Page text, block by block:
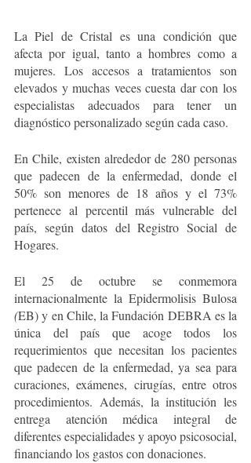
La Piel de Cristal es una condición que
afecta por igual, tanto a hombres como a
mujeres. Los accesos a tratamientos son
elevados y muchas veces cuesta dar con los
especialistas adecuados para tener un
diagnóstico personalizado según cada caso.
En Chile, existen alrededor de 280 personas
que padecen de la enfermedad, donde el
50% son menores de 18 años y el 73%
pertenece al percentil más vulnerable del
país, según datos del Registro Social de
Hogares.
El 25 de octubre se conmemora
(EB) y en Chile, la Fundación DEBRA es la
única del país que acoge todos los
requerimientos que necesitan los pacientes
que padecen de la enfermedad, ya sea para
curaciones, exámenes, cirugías, entre otros
procedimientos. Además, la institución les
entrega atención médica integral de
diferentes especialidades y apoyo psicosocial,
financiando los gastos con donaciones.